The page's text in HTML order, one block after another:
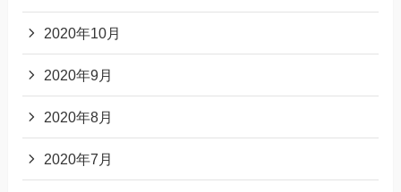
2020年10月
2020年9月
2020年8月
2020年7月